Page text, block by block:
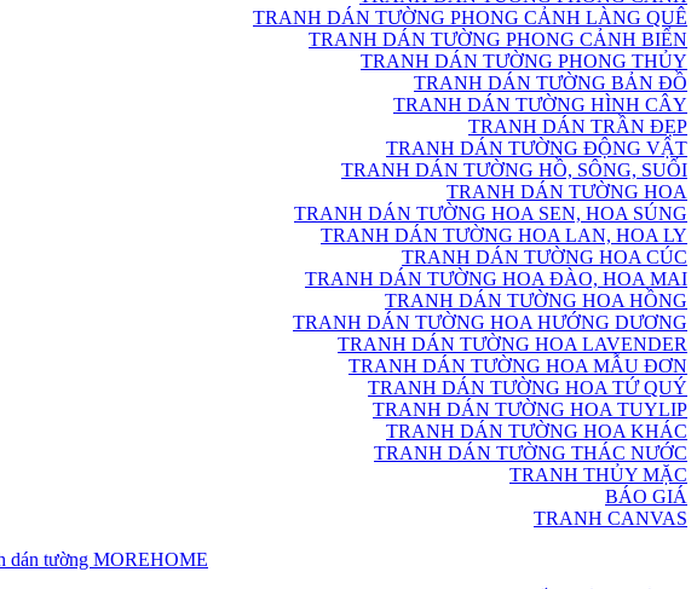
TRANH DÁN TƯỜNG PHONG CẢNH LÀNG QUÊ
TRANH DÁN TƯỜNG PHONG CẢNH BIỂN
TRANH DÁN TƯỜNG PHONG THỦY
TRANH DÁN TƯỜNG BẢN ĐỒ
TRANH DÁN TƯỜNG HÌNH CÂY
TRANH DÁN TRẦN ĐẸP
TRANH DÁN TƯỜNG ĐỘNG VẬT
TRANH DÁN TƯỜNG HỒ, SÔNG, SUỐI
TRANH DÁN TƯỜNG HOA
TRANH DÁN TƯỜNG HOA SEN, HOA SÚNG
TRANH DÁN TƯỜNG HOA LAN, HOA LY
TRANH DÁN TƯỜNG HOA CÚC
TRANH DÁN TƯỜNG HOA ĐÀO, HOA MAI
TRANH DÁN TƯỜNG HOA HỒNG
TRANH DÁN TƯỜNG HOA HƯỚNG DƯƠNG
TRANH DÁN TƯỜNG HOA LAVENDER
TRANH DÁN TƯỜNG HOA MẪU ĐƠN
TRANH DÁN TƯỜNG HOA TỨ QUÝ
TRANH DÁN TƯỜNG HOA TUYLIP
TRANH DÁN TƯỜNG HOA KHÁC
TRANH DÁN TƯỜNG THÁC NƯỚC
TRANH THỦY MẶC
BÁO GIÁ
TRANH CANVAS